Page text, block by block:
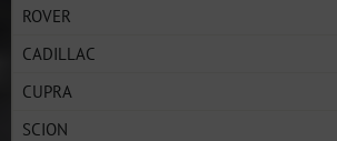
ROVER
CADILLAC
CUPRA
SCION